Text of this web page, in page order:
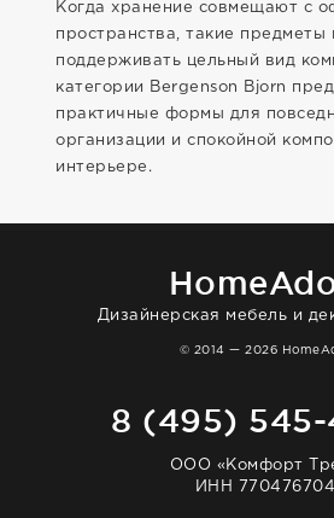
Когда хранение совмещают с
пространства, такие предметы
поддерживать цельный вид
категории Bergenson Bjorn
практичные формы для
организации и спокойной
интерьере.
Дизайнерская мебель и
© 2014 — 2026
8 (495)
ООО «Комфорт
ИНН